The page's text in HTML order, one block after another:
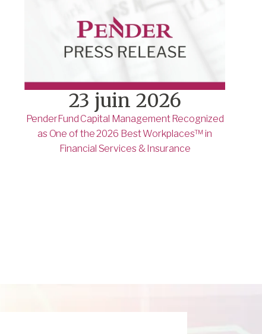
23 juin 2026
PenderFund Capital Management Recognized
as One of the 2026 Best Workplaces™ in
Financial Services & Insurance